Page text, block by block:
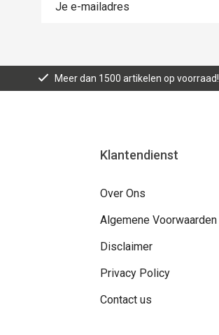
Meer dan 1500 artikelen op voorraad!
Klantendienst
Over Ons
Algemene Voorwaarden
Disclaimer
Privacy Policy
Contact us